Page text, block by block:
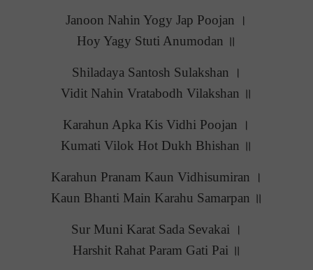
Janoon Nahin Yogy Jap Poojan ।
Hoy Yagy Stuti Anumodan ॥
Shiladaya Santosh Sulakshan ।
Vidit Nahin Vratabodh Vilakshan ॥
Karahun Apka Kis Vidhi Poojan ।
Kumati Vilok Hot Dukh Bhishan ॥
Karahun Pranam Kaun Vidhisumiran ।
Kaun Bhanti Main Karahu Samarpan ॥
Sur Muni Karat Sada Sevakai ।
Harshit Rahat Param Gati Pai ॥